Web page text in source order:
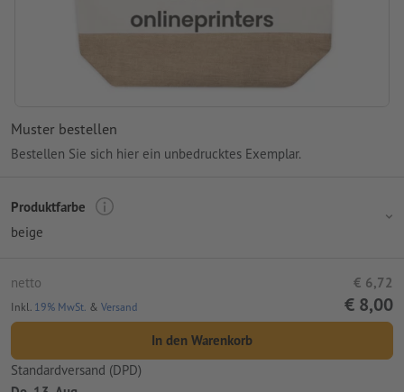
Muster bestellen
Bestellen Sie sich hier ein unbedrucktes Exemplar.
Produktfarbe
beige
netto € 6,72
Inkl. 19% MwSt. & Versand € 8,00
In den Warenkorb
Standardversand (DPD)